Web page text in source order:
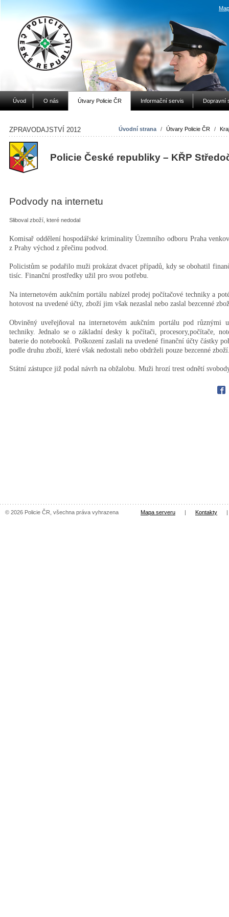
Úvod O nás Útvary Policie ČR Informační servis Dopravní
Úvodní strana / Útvary Policie ČR /
ZPRAVODAJSTVÍ 2012
Policie České republiky – KŘP
Podvody na internetu
Sliboval zboží, které nedodal
Komisař oddělení hospodářské kriminality Územního odboru Praha
z Prahy východ z přečinu podvod.
Policistům se podařilo muži prokázat dvacet případů, kdy se obohatil
tisíc. Finanční prostředky užil pro svou potřebu.
Na internetovém aukčním portálu nabízel prodej počítačové techniky a
hotovost na uvedené účty, zboží jim však nezaslal nebo zaslal bezcenné
Obviněný uveřejňoval na internetovém aukčním portálu pod různými
techniky. Jednalo se o základní desky k počítači, procesory,počítače,
baterie do notebooků. Poškození zaslali na uvedené finanční účty částky
podle druhu zboží, které však nedostali nebo obdrželi pouze bezcenné
Státní zástupce již podal návrh na obžalobu. Muži hrozí trest odnětí
© 2026 Policie ČR, všechna práva vyhrazena Mapa serveru | Kontakty |